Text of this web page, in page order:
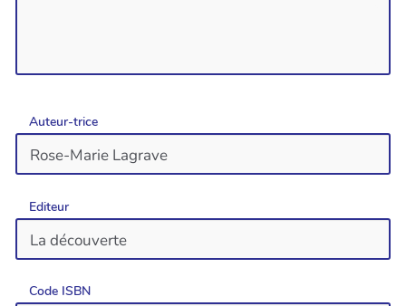
Auteur-trice
Editeur
Code ISBN